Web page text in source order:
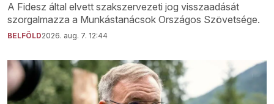
A Fidesz által elvett szakszervezeti jog visszaadását
szorgalmazza a Munkástanácsok Országos Szövetsége.
BELFÖLD2026. aug. 7. 12:44